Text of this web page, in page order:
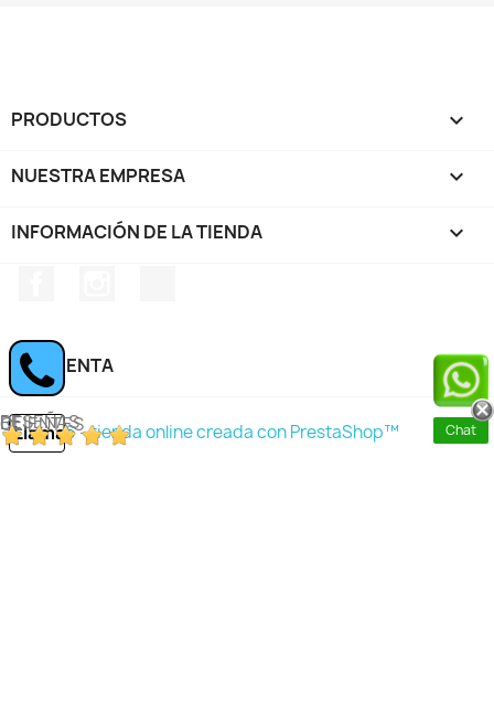
PRODUCTOS 
NUESTRA EMPRESA 
INFORMACIÓN DE LA TIENDA keyboard_arrow_down
Chat
Llamar
SU CUENTA 
RESEÑAS DE CLIENTES
© 2026 - tienda online creada con PrestaShop™